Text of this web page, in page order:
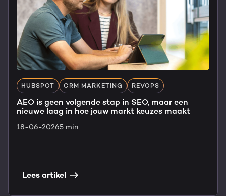
HUBSPOT CRM MARKETING REVOPS
AEO is geen volgende stap in SEO, maar een
nieuwe laag in hoe jouw markt keuzes maakt
18-06-20265 min
Lees artikel